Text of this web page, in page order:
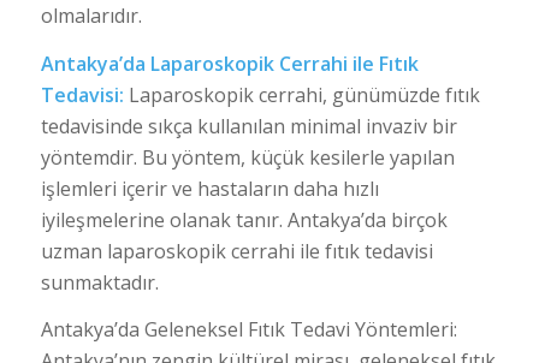
olmalarıdır.
Antakya’da Laparoskopik Cerrahi ile Fıtık
Tedavisi: Laparoskopik cerrahi, günümüzde fıtık
tedavisinde sıkça kullanılan minimal invaziv bir
yöntemdir. Bu yöntem, küçük kesilerle yapılan
işlemleri içerir ve hastaların daha hızlı
iyileşmelerine olanak tanır. Antakya’da birçok
uzman laparoskopik cerrahi ile fıtık tedavisi
sunmaktadır.
Antakya’da Geleneksel Fıtık Tedavi Yöntemleri: